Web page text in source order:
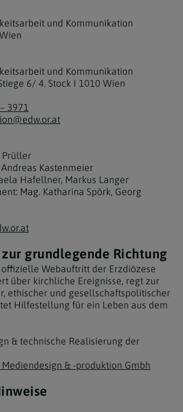
und Kommunikation
und Kommunikation
6/ 4. Stock I 1010 Wien
3971
Prüller
Kastenmeier
Hafellner, Markus Langer
Mag. Katharina Spörk, Georg
grundlegende Richtung
offizielle Webauftritt der Erzdiözese
über kirchliche Ereignisse, regt zur
ethischer und gesellschaftspolitischer
Hilfestellung für ein Leben aus dem
& technische Realisierung der
& -produktion Gmbh